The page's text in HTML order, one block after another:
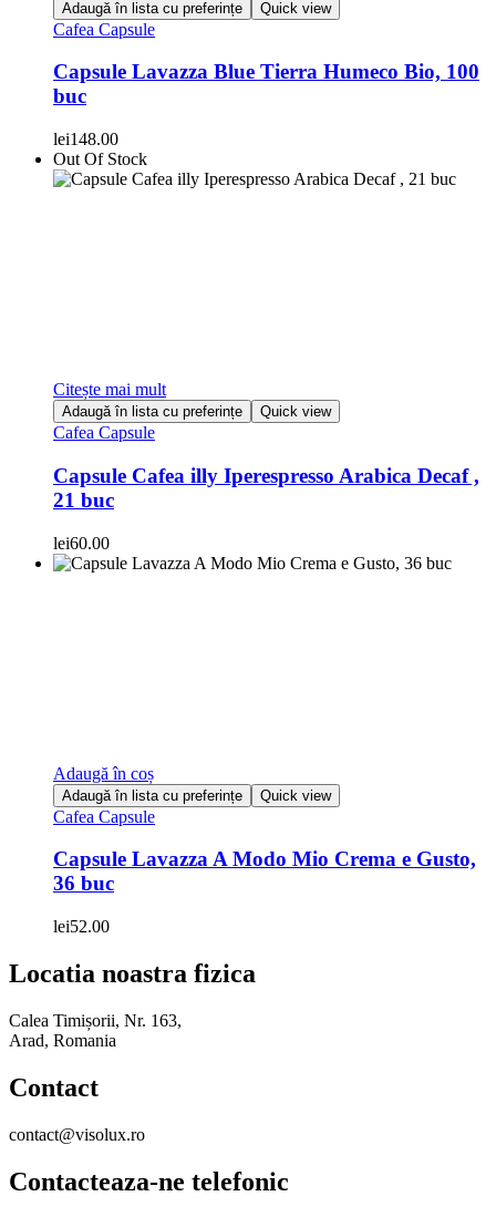
Adaugă în lista cu preferințe Quick view
Cafea Capsule
Capsule Lavazza Blue Tierra Humeco Bio, 100
buc
lei148.00
Out Of Stock
Citește mai mult
Adaugă în lista cu preferințe Quick view
Cafea Capsule
Capsule Cafea illy Iperespresso Arabica Decaf ,
21 buc
lei60.00
Adaugă în coș
Adaugă în lista cu preferințe Quick view
Cafea Capsule
Capsule Lavazza A Modo Mio Crema e Gusto,
36 buc
lei52.00
Locatia noastra fizica
Calea Timișorii, Nr. 163,
Arad, Romania
Contact
contact@visolux.ro
Contacteaza-ne telefonic